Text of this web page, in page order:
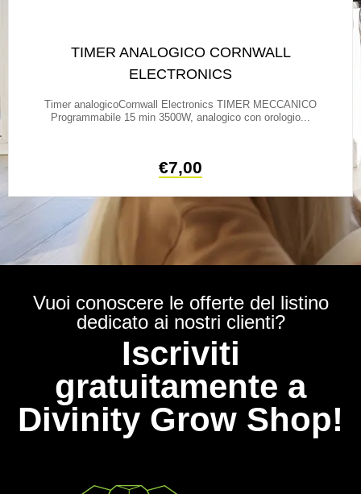
TIMER ANALOGICO CORNWALL
ELECTRONICS
Timer analogicoCornwall Electronics TIMER MECCANICO
Programmabile 15 min 3500W, analogico con orologio...
€7,00
Vuoi conoscere le offerte del listino
dedicato ai nostri clienti?
Iscriviti
gratuitamente a
Divinity Grow Shop!